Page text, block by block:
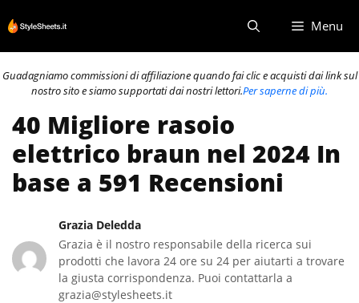
al
contenuto
Menu
Guadagniamo commissioni di affiliazione quando fai clic e acquisti dai link sul
nostro sito e siamo supportati dai nostri lettori.Per saperne di più.
40 Migliore rasoio
elettrico braun nel 2024 In
base a 591 Recensioni
Grazia Deledda
Grazia è il nostro responsabile della ricerca sui
prodotti che lavora 24 ore su 24 per aiutarti a trovare
la giusta corrispondenza. Puoi contattarla a
grazia@stylesheets.it